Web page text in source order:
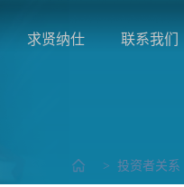
求贤纳仕 联系我们
> 投资者关系